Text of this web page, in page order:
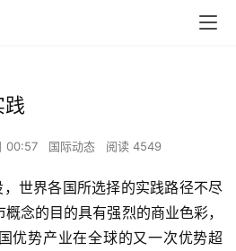
践
00:57 国际动态 阅读 4549
，世界各国所选择的实践路径不尽
念的目的具有强烈的商业色彩，
优势产业在全球的又一次优势超